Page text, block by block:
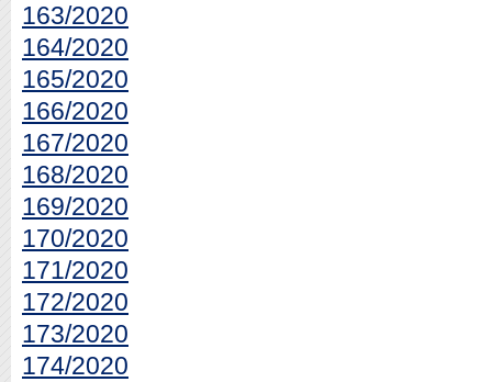
163/2020
164/2020
165/2020
166/2020
167/2020
168/2020
169/2020
170/2020
171/2020
172/2020
173/2020
174/2020